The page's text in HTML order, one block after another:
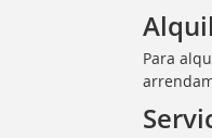
Para